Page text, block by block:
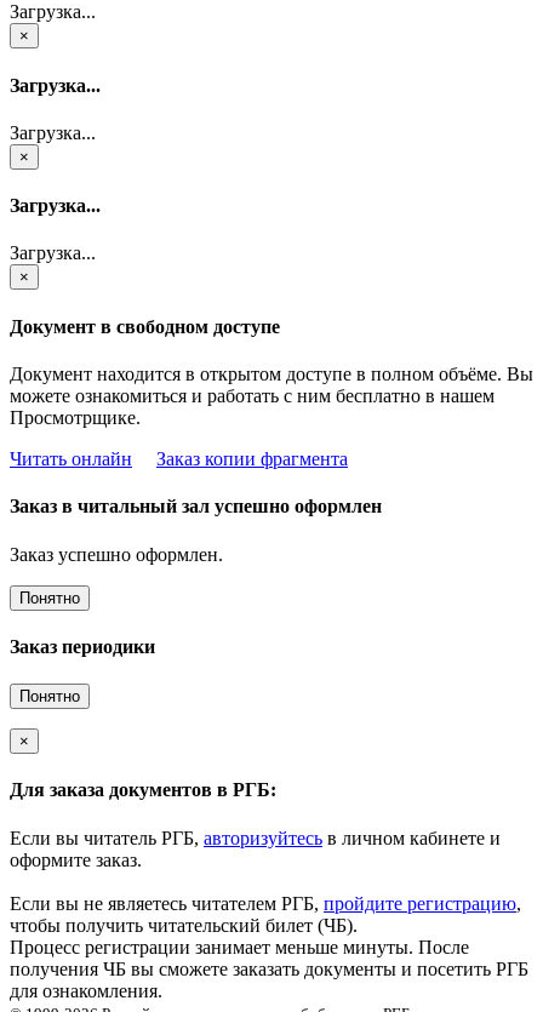
Загрузка...
×
Загрузка...
Загрузка...
×
Загрузка...
Загрузка...
×
Документ в свободном доступе
Документ находится в открытом доступе в полном объёме. Вы
можете ознакомиться и работать с ним бесплатно в нашем
Просмотрщике.
Читать онлайн
Заказ копии фрагмента
Заказ в читальный зал успешно оформлен
Заказ успешно оформлен.
Понятно
Заказ периодики
Понятно
×
Для заказа документов в РГБ:
Если вы читатель РГБ, авторизуйтесь в личном кабинете и
оформите заказ.
Если вы не являетесь читателем РГБ, пройдите регистрацию,
чтобы получить читательский билет (ЧБ).
Процесс регистрации занимает меньше минуты. После
получения ЧБ вы сможете заказать документы и посетить РГБ
для ознакомления.